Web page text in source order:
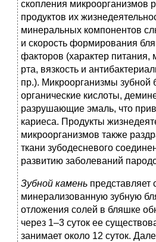
скопления микроорганизмов
продуктов их
минеральных компонентов
и скорость формирования
факторов (характер питания,
рта, вязкость и
пр.). Микроорганизмы
органические кислоты,
разрушающие эмаль, что
кариеса. Продукты
микроорганизмов также
ткани зубодесневого
развитию заболеваний
Зубной камень представляет
минерализованную зубную
отложения солей в бляшке
через 1–3 суток ее
занимает около 12 суток.